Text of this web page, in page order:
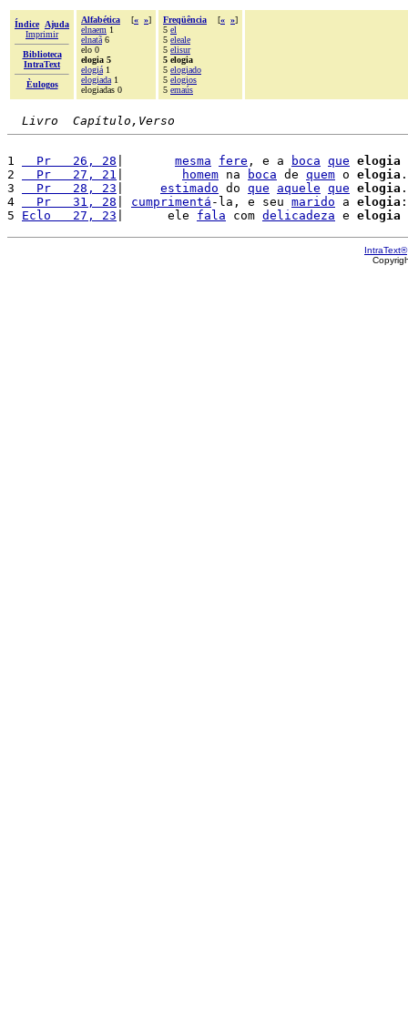
Índice
Ajuda
Imprimir
Biblioteca
IntraText
Èulogos
Alfabética [« »]
elnaem 1
elnatã 6
elo 0
elogia 5
elogiá 1
elogiada 1
elogiadas 0
Freqüência [« »]
5 el
5 eleale
5 elisur
5 elogia
5 elogiado
5 elogios
5 emaús
Livro  Capítulo,Verso
1
  Pr   26, 28
mesma fere , e a boca que elogia
2
  Pr   27, 21
homem na boca de quem o elogia
3
  Pr   28, 23
estimado do que aquele que elogia
4
  Pr   31, 28
cumprimentá -la, e seu marido a elogia :
5 Eclo   27, 23 |      ele fala com delicadeza e elogia
IntraText®